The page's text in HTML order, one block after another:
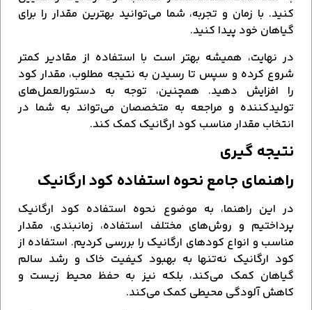
کنید. با زمان و تجربه، شما می‌توانید بهترین مقدار را برای
گیاهان خود پیدا کنید.
در نهایت، همیشه بهتر است با استفاده از مقادیر کمتر
شروع کرده و سپس تا رسیدن به نتیجه مطلوب، مقدار کود
را افزایش دهید. همچنین، توجه به دستورالعمل‌های
تولیدکننده و مراجعه به متخصصان می‌تواند به شما در
انتخاب مقدار مناسب کود ارگانیک کمک کند.
نتیجه گیری
راهنمای جامع نحوه استفاده کود ارگانیک
در این راهنما، به موضوع نحوه استفاده کود ارگانیک
پرداختیم و روش‌های مختلف استفاده، زمانبندی، مقدار
مناسب و انواع کودهای ارگانیک را بررسی کردیم. استفاده از
کود ارگانیک نه‌تنها به بهبود کیفیت خاک و رشد سالم
گیاهان کمک می‌کند، بلکه نیز به حفظ محیط زیست و
کاهش آلودگی محیطی کمک می‌کند.